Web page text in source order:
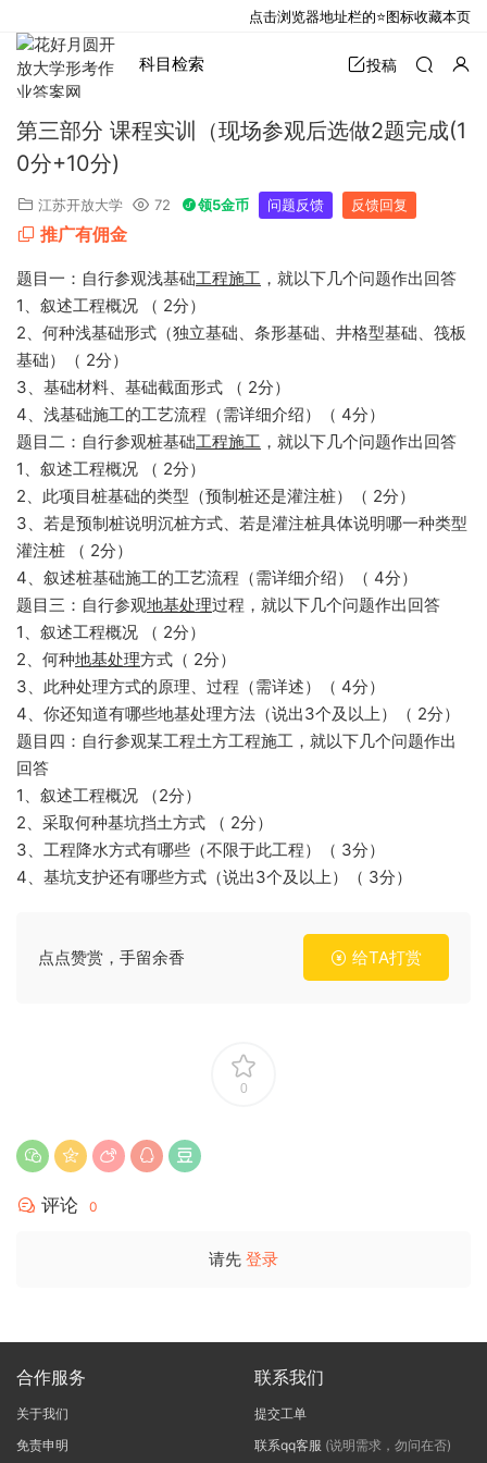
科目检索 投稿
第三部分 课程实训（现场参观后选做2题完成(1
0分+10分)
江苏开放大学 72 领5金币 问题反馈 反馈回复
推广有佣金
题目一：自行参观浅基础工程施工 ，就以下几个问题作出回答
1、叙述工程概况 （ 2分）
2、何种浅基础形式（独立基础、条形基础、井格型基础、筏板
基础）（ 2分）
3、基础材料、基础截面形式 （ 2分）
4、浅基础施工的工艺流程（需详细介绍）（ 4分）
题目二：自行参观桩基础工程施工 ，就以下几个问题作出回答
1、叙述工程概况 （ 2分）
2、此项目桩基础的类型（预制桩还是灌注桩）（ 2分）
3、若是预制桩说明沉桩方式、若是灌注桩具体说明哪一种类型
灌注桩 （ 2分）
4、叙述桩基础施工的工艺流程（需详细介绍）（ 4分）
题目三：自行参观地基处理过程，就以下几个问题作出回答
1、叙述工程概况 （ 2分）
2、何种地基处理方式（ 2分）
3、此种处理方式的原理、过程（需详述）（ 4分）
4、你还知道有哪些地基处理方法（说出3个及以上）（ 2分）
题目四：自行参观某工程土方工程施工，就以下几个问题作出
回答
1、叙述工程概况 （2分）
2、采取何种基坑挡土方式 （ 2分）
3、工程降水方式有哪些（不限于此工程）（ 3分）
4、基坑支护还有哪些方式（说出3个及以上）（ 3分）
点点赞赏，手留余香 给TA打赏
0
评论 0
请先 登录
合作服务
关于我们
免责申明
联系我们
提交工单
联系qq客服 (说明需求，勿问在否)
点击浏览器地址栏的⭐图标收藏本页